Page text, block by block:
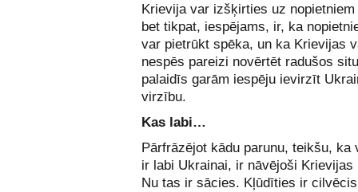
Krievija var izšķirties uz
bet tikpat, iespējams, ir, ka
var pietrūkt spēka, un ka Krievijas
nespēs pareizi novērtēt radušos
palaidīs garām iespēju ievirzīt
virzību.
Kas labi…
Pārfrāzējot kādu parunu, teikšu, ka
ir labi Ukrainai, ir nāvējoši Krievijas
Nu tas ir sācies. Kļūdīties ir